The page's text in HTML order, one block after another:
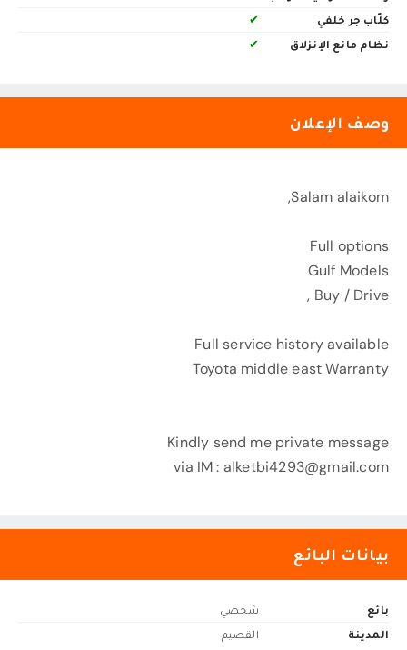
كلّاب جر خلفي
✔
نظام مانع الإنزلاق
✔
وصف الإعلان
Salam alaikom,
Full options
Gulf Models
Buy / Drive ,
Full service history available
Toyota middle east Warranty
Kindly send me private message
via IM : alketbi4293@gmail.com
بيانات البائع
بائع
شخصي
المدينة
القصيم